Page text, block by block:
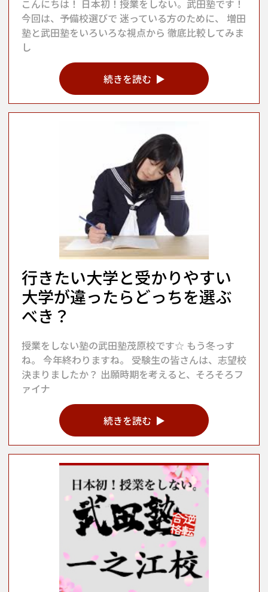
こんにちは！ 日本初！授業をしない。武田塾です！
今回は、予備校選びで 迷っている方のために、 増田
塾と武田塾をいろいろな視点から 徹底比較してみま
し
続きを読む
行きたい大学と受かりやすい
大学が違ったらどっちを選ぶ
べき？
授業をしない塾の武田塾茂原校です☆ もう冬っす
ね。 今年終わりますね。 受験生の皆さんは、志望校
決まりましたか？ 出願時期を考えると、そろそろフ
ァイナ
続きを読む